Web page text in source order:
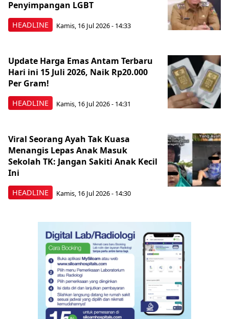
HEADLINE
Penyimpangan LGBT
Kamis, 16 Jul 2026 - 14:33
HEADLINE
Update Harga Emas Antam Terbaru
Hari ini 15 Juli 2026, Naik Rp20.000
Per Gram!
Kamis, 16 Jul 2026 - 14:31
HEADLINE
Viral Seorang Ayah Tak Kuasa
Menangis Lepas Anak Masuk
Sekolah TK: Jangan Sakiti Anak Kecil
Ini
Kamis, 16 Jul 2026 - 14:30